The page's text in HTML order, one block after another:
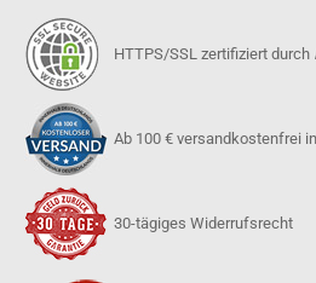
HTTPS/SSL zertifiziert durch
Ab 100 € versandkostenfrei
30-tägiges Widerrufsrecht